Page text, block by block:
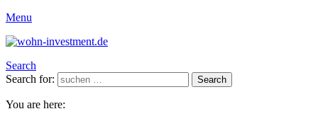
Menu
Search
Search for:
Search
You are here: